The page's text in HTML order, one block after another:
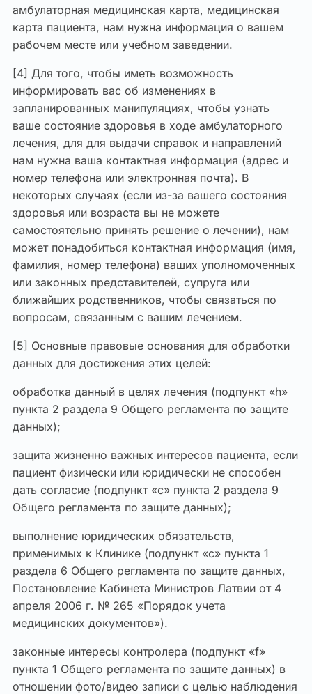
амбулаторная медицинская карта, медицинская
карта пациента, нам нужна информация о вашем
рабочем месте или учебном заведении.
[4] Для того, чтобы иметь возможность
информировать вас об изменениях в
запланированных манипуляциях, чтобы узнать
ваше состояние здоровья в ходе амбулаторного
лечения, для для выдачи справок и направлений
нам нужна ваша контактная информация (адрес и
номер телефона или электронная почта). В
некоторых случаях (если из-за вашего состояния
здоровья или возраста вы не можете
самостоятельно принять решение о лечении), нам
может понадобиться контактная информация (имя,
фамилия, номер телефона) ваших уполномоченных
или законных представителей, супруга или
ближайших родственников, чтобы связаться по
вопросам, связанным с вашим лечением.
[5] Основные правовые основания для обработки
данных для достижения этих целей:
обработка данный в целях лечения (подпункт «h»
пункта 2 раздела 9 Общего регламента по защите
данных);
защита жизненно важных интересов пациента, если
пациент физически или юридически не способен
дать согласие (подпункт «c» пункта 2 раздела 9
Общего регламента по защите данных);
выполнение юридических обязательств,
применимых к Клинике (подпункт «c» пункта 1
раздела 6 Общего регламента по защите данных,
Постановление Кабинета Министров Латвии от 4
апреля 2006 г. № 265 «Порядок учета
медицинских документов»).
законные интересы контролера (подпункт «f»
пункта 1 Общего регламента по защите данных) в
отношении фото/видео записи с целью наблюдения